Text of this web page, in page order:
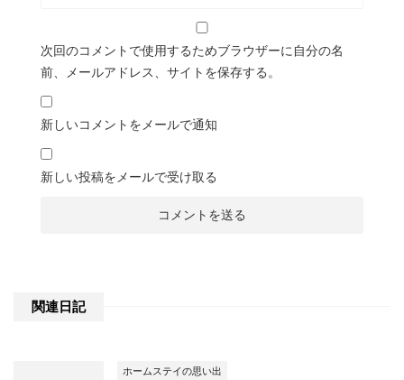
次回のコメントで使用するためブラウザーに自分の名
前、メールアドレス、サイトを保存する。
新しいコメントをメールで通知
新しい投稿をメールで受け取る
関連日記
ホームステイの思い出